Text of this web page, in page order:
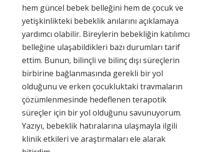
hem güncel bebek belleğini hem de çocuk ve
yetişkinlikteki bebeklik anılarını açıklamaya
yardımcı olabilir. Bireylerin bebekliğin katılımcı
belleğine ulaşabildikleri bazı durumları tarif
ettim. Bunun, bilinçli ve bilinç dışı süreçlerin
birbirine bağlanmasında gerekli bir yol
olduğunu ve erken çocukluktaki travmaların
çözümlenmesinde hedeflenen terapotik
süreçler için bir yol olduğunu savunuyorum.
Yazıyı, bebeklik hatıralarına ulaşmayla ilgili
klinik etkileri ve araştırmaları ele alarak